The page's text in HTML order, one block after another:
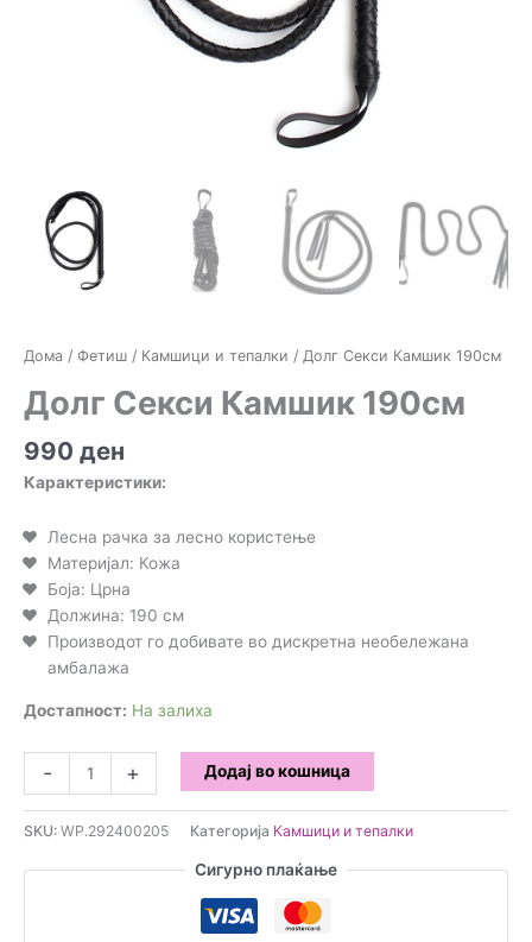
Дома / Фетиш / Камшици и тепалки / Долг Секси Камшик 190см
Долг Секси Камшик 190см
990 ден
Карактеристики:
Лесна рачка за лесно користење
Материјал: Кожа
Боја: Црна
Должина: 190 см
Производот го добивате во дискретна необележана
амбалажа
Достапност: На залиха
-
Секси
Камшик
190см
количина
+ Додај во кошница
SKU: WP.292400205 Категорија Камшици и тепалки
Сигурно плаќање